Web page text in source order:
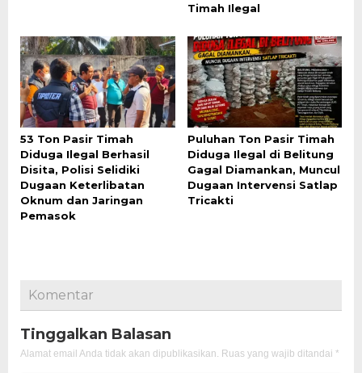
Timah Ilegal
53 Ton Pasir Timah
Diduga Ilegal Berhasil
Disita, Polisi Selidiki
Dugaan Keterlibatan
Oknum dan Jaringan
Pemasok
Puluhan Ton Pasir Timah
Diduga Ilegal di Belitung
Gagal Diamankan, Muncul
Dugaan Intervensi Satlap
Tricakti
Komentar
Tinggalkan Balasan
Alamat email Anda tidak akan dipublikasikan. Ruas yang wajib ditandai *